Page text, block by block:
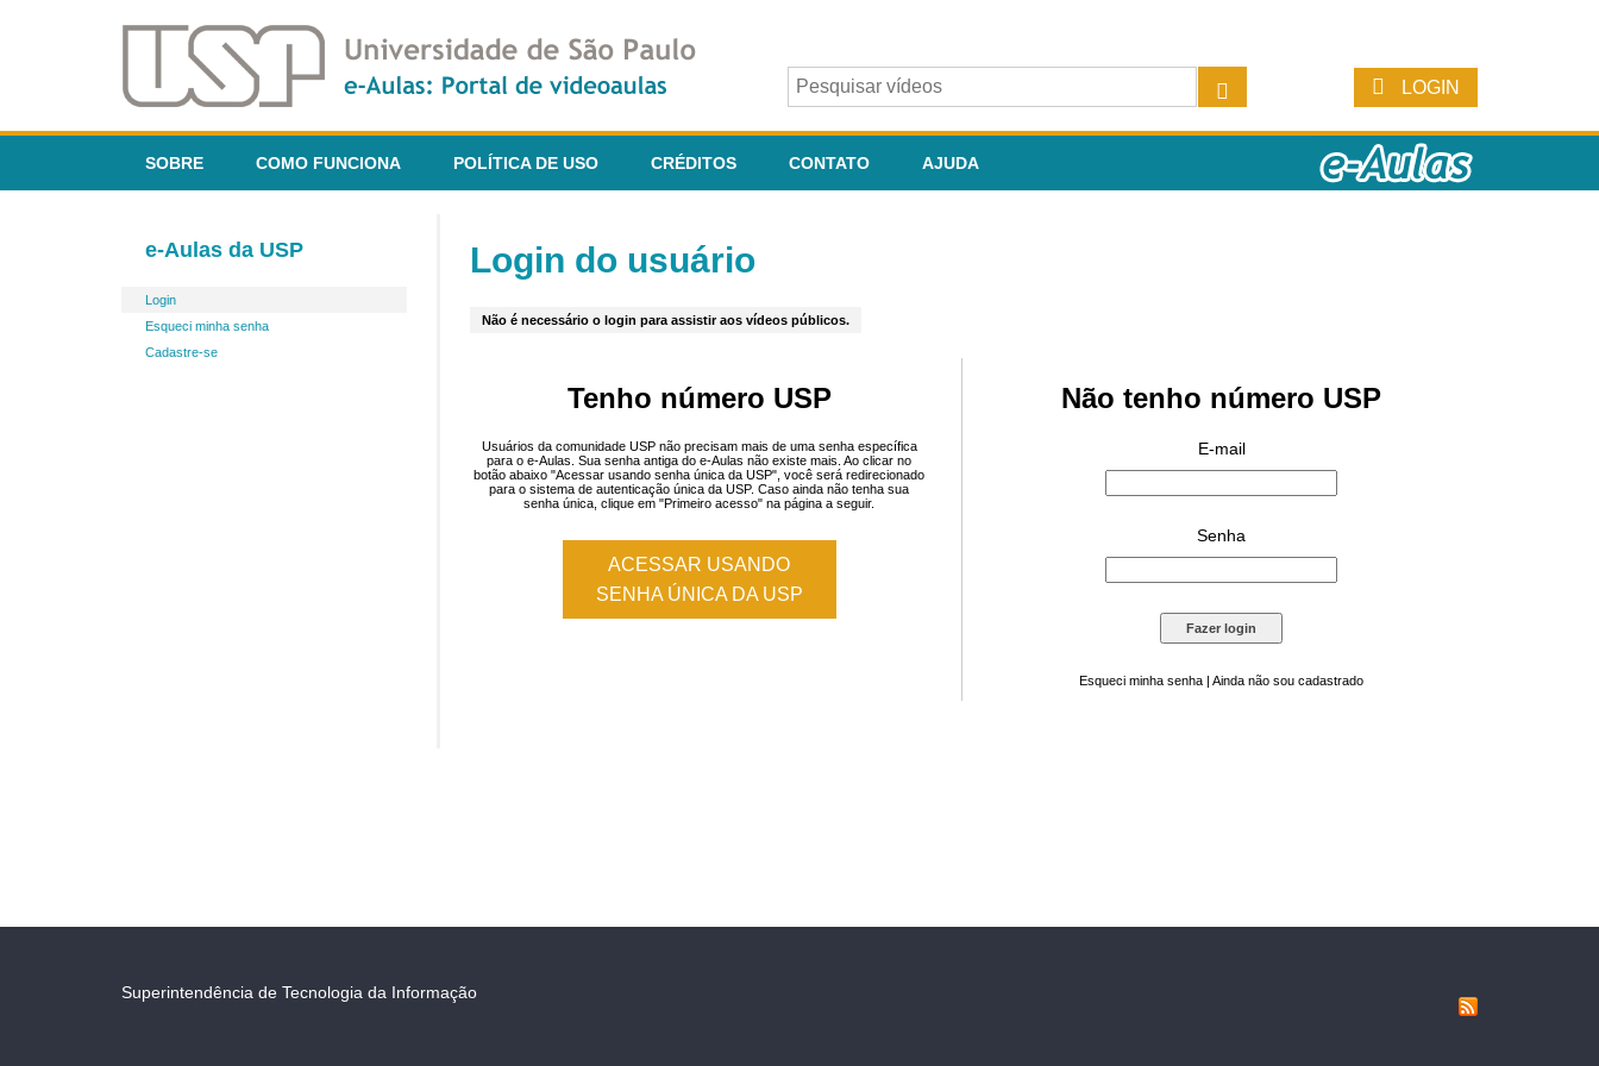
LOGIN
SOBRE COMO FUNCIONA POLÍTICA DE USO CRÉDITOS CONTATO AJUDA
e-Aulas da USP
Login
Esqueci minha senha
Cadastre-se
Login do usuário
Não é necessário o login para assistir aos vídeos públicos.
Tenho número USP
Usuários da comunidade USP não precisam mais de uma senha específica
para o e-Aulas. Sua senha antiga do e-Aulas não existe mais. Ao clicar no
botão abaixo "Acessar usando senha única da USP", você será redirecionado
para o sistema de autenticação única da USP. Caso ainda não tenha sua
senha única, clique em "Primeiro acesso" na página a seguir.
ACESSAR USANDO
SENHA ÚNICA DA USP
Não tenho número USP
E-mail
Senha
Esqueci minha senha | Ainda não sou cadastrado
Superintendência de Tecnologia da Informação